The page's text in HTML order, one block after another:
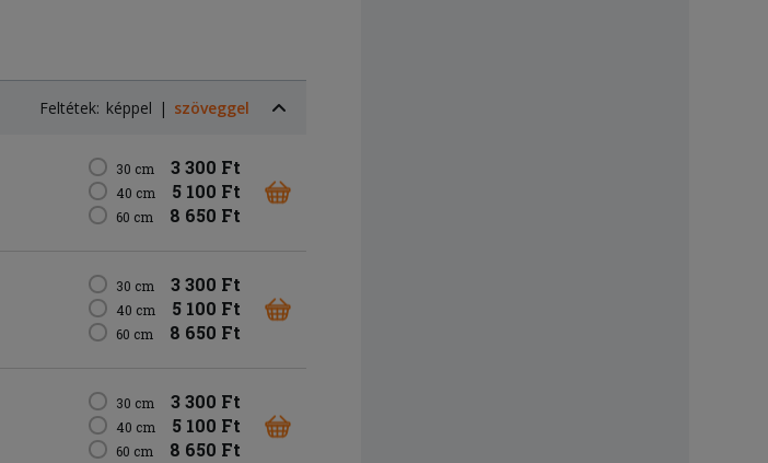
Feltétek: képpel szöveggel
30 cm 3 300 Ft
40 cm 5 100 Ft
60 cm 8 650 Ft
30 cm 3 300 Ft
40 cm 5 100 Ft
60 cm 8 650 Ft
30 cm 3 300 Ft
40 cm 5 100 Ft
60 cm 8 650 Ft